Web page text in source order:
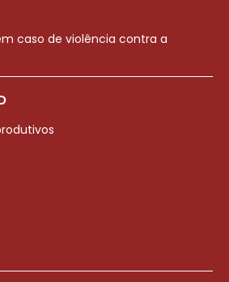
caso de violência contra a